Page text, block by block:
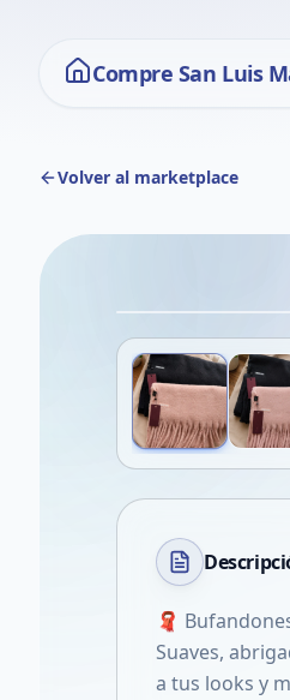
Compre San Luis
Volver al marketplace
🧣
Suaves,
a tus looks y